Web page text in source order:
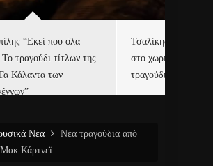
“Εκεί που όλα
Το τραγούδι τίτλων της
Κάλαντα των
Τσαλίκης,
στο χωριό του Άι
τραγούδι και video
Νέα
Νέα τραγούδια από
Κάρτνεϊ